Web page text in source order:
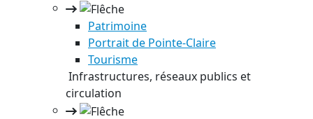
Patrimoine
Portrait de Pointe-Claire
Tourisme
Infrastructures, réseaux publics et
circulation